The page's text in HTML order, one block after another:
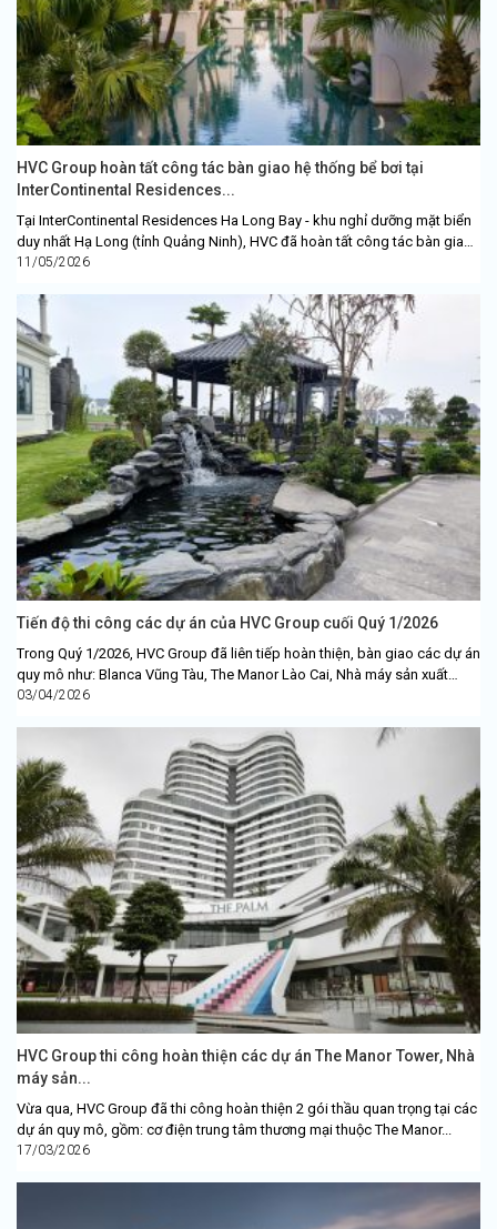
HVC Group hoàn tất công tác bàn giao hệ thống bể bơi tại
InterContinental Residences...
Tại InterContinental Residences Ha Long Bay - khu nghỉ dưỡng mặt biển
duy nhất Hạ Long (tỉnh Quảng Ninh), HVC đã hoàn tất công tác bàn giao
hệ thống bể...
11/05/2026
Tiến độ thi công các dự án của HVC Group cuối Quý 1/2026
Trong Quý 1/2026, HVC Group đã liên tiếp hoàn thiện, bàn giao các dự án
quy mô như: Blanca Vũng Tàu, The Manor Lào Cai, Nhà máy sản xuất
ATR....
03/04/2026
HVC Group thi công hoàn thiện các dự án The Manor Tower, Nhà
máy sản...
Vừa qua, HVC Group đã thi công hoàn thiện 2 gói thầu quan trọng tại các
dự án quy mô, gồm: cơ điện trung tâm thương mại thuộc The Manor...
17/03/2026